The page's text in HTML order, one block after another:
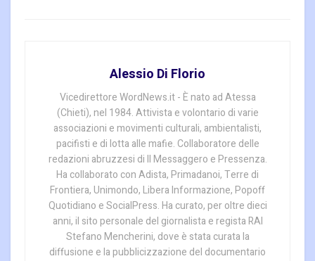
Alessio Di Florio
Vicedirettore WordNews.it - È nato ad Atessa
(Chieti), nel 1984. Attivista e volontario di varie
associazioni e movimenti culturali, ambientalisti,
pacifisti e di lotta alle mafie. Collaboratore delle
redazioni abruzzesi di Il Messaggero e Pressenza.
Ha collaborato con Adista, Primadanoi, Terre di
Frontiera, Unimondo, Libera Informazione, Popoff
Quotidiano e SocialPress. Ha curato, per oltre dieci
anni, il sito personale del giornalista e regista RAI
Stefano Mencherini, dove è stata curata la
diffusione e la pubblicizzazione del documentario